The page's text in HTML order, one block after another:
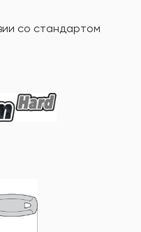
со стандартом